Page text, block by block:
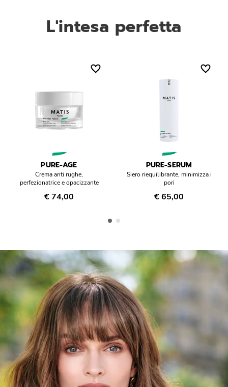
L'intesa perfetta
PURE-AGE
Crema anti rughe,
perfezionatrice e opacizzante
€ 74,00
PURE-SERUM
Siero riequilibrante, minimizza i
pori
€ 65,00